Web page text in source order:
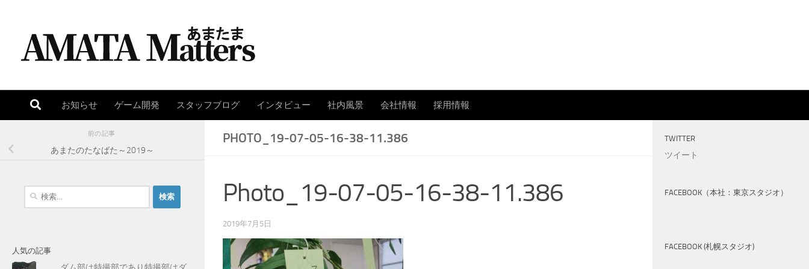
お知らせ ゲーム開発 スタッフブログ インタビュー 社内風景 会社情報 採用情報
PHOTO_19-07-05-16-38-11.386
Photo_19-07-05-16-38-11.386
2019年7月5日
前の記事
あまたのたなばた～2019～
人気の記事
TWITTER
ツイート
FACEBOOK（本社：東京スタジオ）
FACEBOOK (札幌スタジオ)